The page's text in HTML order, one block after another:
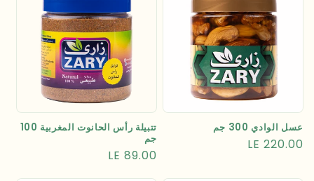
عسل الوادي 300 جم
السعر
LE 220.00
تتبيلة رأس الحانوت المغربية 100
جم
السعر
LE 89.00